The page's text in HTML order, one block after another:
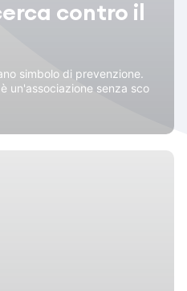
contro il
simbolo di prevenzione.
un'associazione senza sco